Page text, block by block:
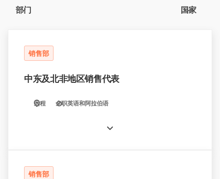
部门 国家
销售部
中东及北非地区销售代表
远程 全职英语和阿拉伯语
销售部